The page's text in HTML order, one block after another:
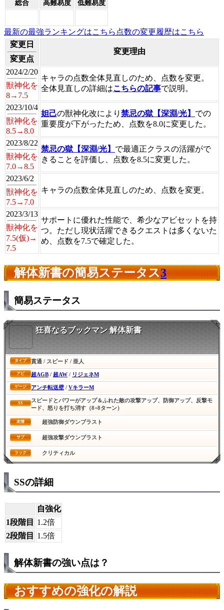
総合 高難易度 低難易度
最新の最強ランキングはこちら 点数の変更履歴はこちら
変更日
変更点
変更理由
2024/2/20
獣神化を
8→7.5
キャラの点数全体見直しのため、点数を変更。
全体見直しの詳細はこちらの記事で説明。
2023/10/4
獣神化を
8.5→8.0
妲己の獣神化改により 禁忌の獄【深淵/光】 での
重要度が下がったため、点数を8.0に変更した。
2023/8/22
獣神化を
7.0→8.5
禁忌の獄【深淵/光】 で最適正クラスの活躍がで
きることを評価し、点数を8.5に変更した。
2023/6/2
獣神化を
7.5→7.0
キャラの点数全体見直しのため、点数を変更。
2023/3/13
獣神化を
7.5(仮)→
7.5
サポートに優れた性能で、希少なアビセットを持
つ。ただし現状活躍できるクエストは多くないた
め、点数を7.5で確定した。
解体新書の簡易ステータス3
簡易ステータス
狂喜なるブックマン 解体新書
タイプ 貫通 / スピード / 亜人
アビ 超AGB / 超AW / リジェネM
ゲージ アンチ転送壁 / VキラーM
SS
スピードとパワーがアップ＆ふれた敵の攻撃アップ、防御アップ、反撃モ
ード、怒りを打ち消す（8+8ターン）
友情 超強防御ダウンブラスト
サブ 超強攻撃ダウンブラスト
ラック クリティカル
SSの詳細
自強化
1段階目
1.2倍
2段階目
1.5倍
解体新書の強い点は？
おすすめの強化の解説